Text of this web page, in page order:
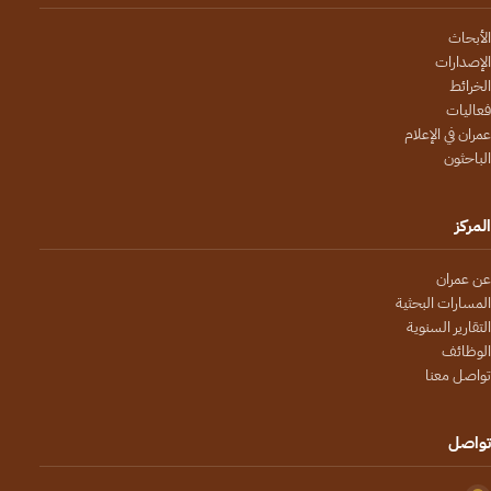
الأبحاث
الإصدارات
الخرائط
فعاليات
عمران في الإعلام
الباحثون
المركز
عن عمران
المسارات البحثية
التقارير السنوية
الوظائف
تواصل معنا
تواصل